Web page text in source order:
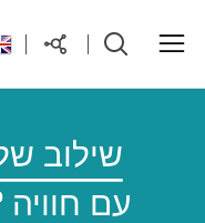
יעדים בעולם
שילוב
עם חוויה